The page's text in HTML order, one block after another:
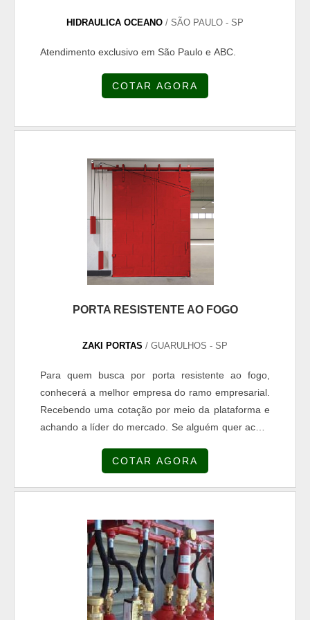
HIDRAULICA OCEANO / SÃO PAULO - SP
Atendimento exclusivo em São Paulo e ABC.
COTAR AGORA
PORTA RESISTENTE AO FOGO
ZAKI PORTAS / GUARULHOS - SP
Para quem busca por porta resistente ao fogo,
conhecerá a melhor empresa do ramo empresarial.
Recebendo uma cotação por meio da plataforma e
achando a líder do mercado. Se alguém quer achar
ZAKIPORTAS. Empresa especializada em portas
RESISTENTE AO FOGONão obstante, quando
falamos em porta resistente ao fogo, sempre deve-
se buscar uma empresa que tenha produtos e
serviços com ótima qualidade e assertividade,
características simples mas que mostram o
comprometimento da empresa com seus
COTAR AGORA